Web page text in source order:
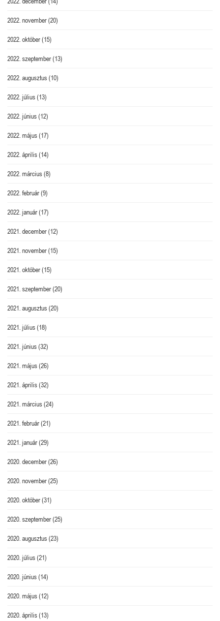
2022. november(20)
2022. október(15)
2022. szeptember(13)
2022. augusztus(10)
2022. július(13)
2022. június(12)
2022. május(17)
2022. április(14)
2022. március(8)
2022. február(9)
2022. január(17)
2021. december(12)
2021. november(15)
2021. október(15)
2021. szeptember(20)
2021. augusztus(20)
2021. július(18)
2021. június(32)
2021. május(26)
2021. április(32)
2021. március(24)
2021. február(21)
2021. január(29)
2020. december(26)
2020. november(25)
2020. október(31)
2020. szeptember(25)
2020. augusztus(23)
2020. július(21)
2020. június(14)
2020. május(12)
2020. április(13)